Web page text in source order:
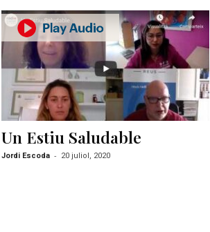
Un Estiu Saludable
Jordi Escoda - 20 juliol, 2020